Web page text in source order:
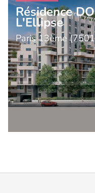
Résidence
L'Ellipse
Paris 13ème